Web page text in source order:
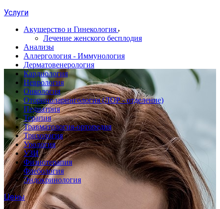
Услуги
Акушерство и Гинекология
Лечение женского бесплодия
Анализы
Аллергология - Иммунология
Дерматовенерология
Кардиология
Неврология
Онкология
Оториноларингология (ЛОР - отделение)
Педиатрия
Терапия
Травматология-ортопедия
Трихология
Урология
УЗИ
Физиотерапия
Флебология
Эндокринология
Цены